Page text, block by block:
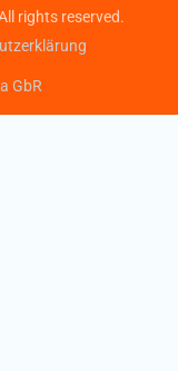
rights reserved.
GbR